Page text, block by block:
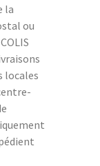
la
ou
locales